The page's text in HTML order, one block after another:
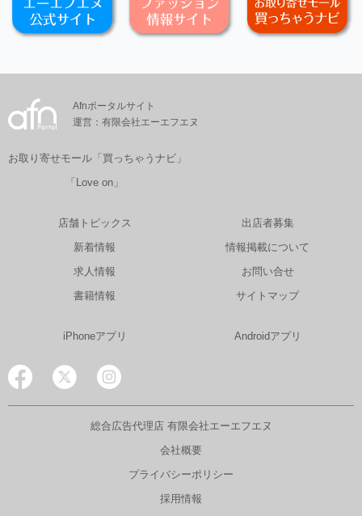
Afnポータルサイト
運営：有限会社エーエフエヌ
お取り寄せモール「買っちゃうナビ」
「Love on」
店舗トピックス
新着情報
求人情報
書籍情報
出店者募集
情報掲載について
お問い合せ
サイトマップ
iPhoneアプリ Androidアプリ
総合広告代理店 有限会社エーエフエヌ
会社概要
プライバシーポリシー
採用情報